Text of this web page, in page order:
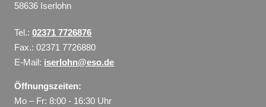
58636 Iserlohn
Tel.:02371 7726876
Fax.: 02371 7726880
E-Mail: iserlohn@eso.de
Öffnungszeiten:
Mo – Fr: 8:00 - 16:30 Uhr